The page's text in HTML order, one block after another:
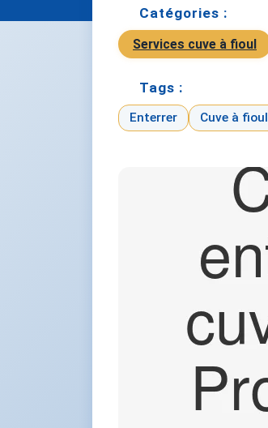
Catégories :
Services cuve à fioul
Tags :
Enterrer Cuve à fioul